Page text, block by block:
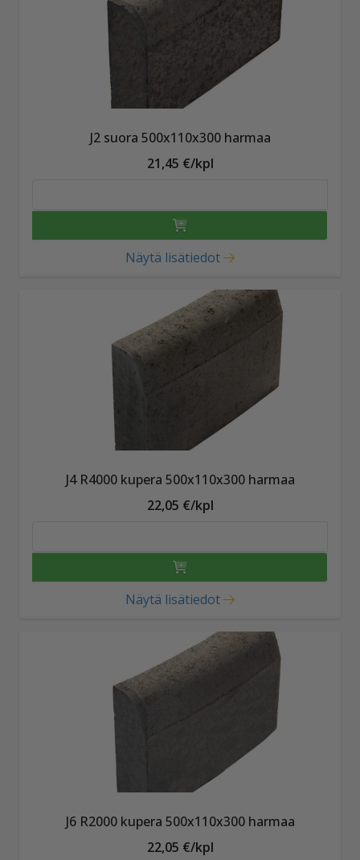
J2 suora 500x110x300 harmaa
21,45 €/kpl
Näytä lisätiedot
J4 R4000 kupera 500x110x300 harmaa
22,05 €/kpl
Näytä lisätiedot
J6 R2000 kupera 500x110x300 harmaa
22,05 €/kpl